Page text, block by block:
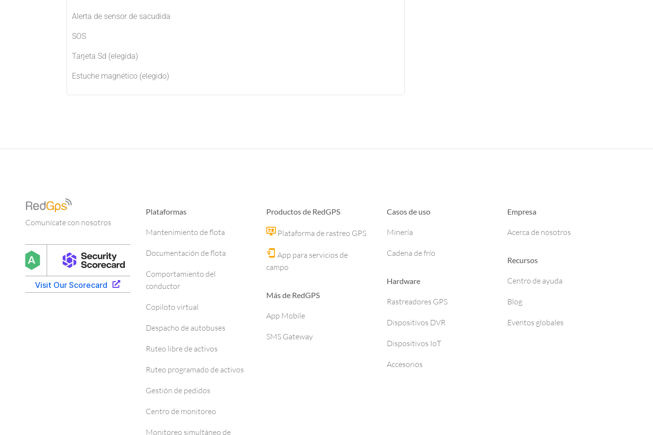
Alerta de sensor de sacudida
SOS
Tarjeta Sd (elegida)
Estuche magnético (elegido)
Comunícate con nosotros
Plataformas
Mantenimiento de flota
Documentación de flota
Comportamiento del
conductor
Copiloto virtual
Despacho de autobuses
Ruteo libre de activos
Ruteo programado de activos
Gestión de pedidos
Centro de monitoreo
Monitoreo simultáneo de
Productos de RedGPS
Plataforma de rastreo GPS
App para servicios de
campo
Más de RedGPS
App Mobile
SMS Gateway
Casos de uso
Minería
Cadena de frío
Hardware
Rastreadores GPS
Dispositivos DVR
Dispositivos IoT
Accesorios
Empresa
Acerca de nosotros
Recursos
Centro de ayuda
Blog
Eventos globales